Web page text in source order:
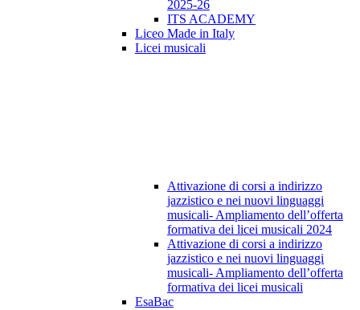
2025-26
ITS ACADEMY
Liceo Made in Italy
Licei musicali
Attivazione di corsi a indirizzo
jazzistico e nei nuovi linguaggi
musicali- Ampliamento dell’offerta
formativa dei licei musicali 2024
Attivazione di corsi a indirizzo
jazzistico e nei nuovi linguaggi
musicali- Ampliamento dell’offerta
formativa dei licei musicali
EsaBac